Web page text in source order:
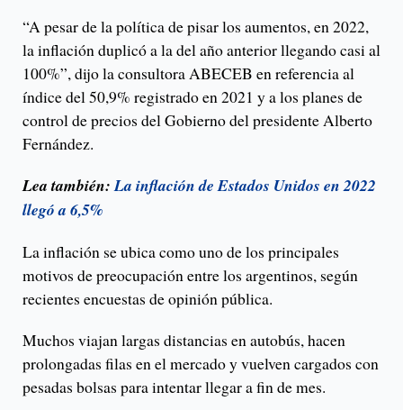
“A pesar de la política de pisar los aumentos, en 2022,
la inflación duplicó a la del año anterior llegando casi al
100%”, dijo la consultora ABECEB en referencia al
índice del 50,9% registrado en 2021 y a los planes de
control de precios del Gobierno del presidente Alberto
Fernández.
Lea también:La inflación de Estados Unidos en 2022
llegó a 6,5%
La inflación se ubica como uno de los principales
motivos de preocupación entre los argentinos, según
recientes encuestas de opinión pública.
Muchos viajan largas distancias en autobús, hacen
prolongadas filas en el mercado y vuelven cargados con
pesadas bolsas para intentar llegar a fin de mes.